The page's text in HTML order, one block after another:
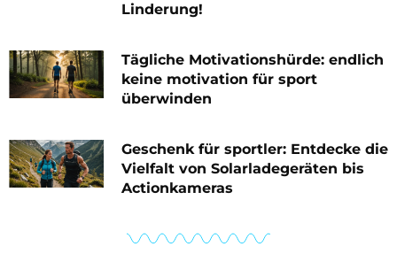
Linderung!
Tägliche Motivationshürde: endlich
keine motivation für sport
überwinden
Geschenk für sportler: Entdecke die
Vielfalt von Solarladegeräten bis
Actionkameras